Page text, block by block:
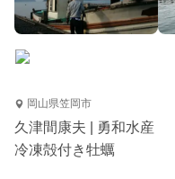
岡山県笠岡市
久津間康夫 | 勇和水産
冷凍殻付き牡蠣